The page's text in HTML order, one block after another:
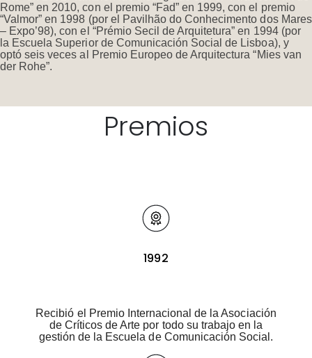
Rome” en 2010, con el premio “Fad” en 1999, con el premio
“Valmor” en 1998 (por el Pavilhão do Conhecimento dos Mares
– Expo’98), con el “Prémio Secil de Arquitetura” en 1994 (por
la Escuela Superior de Comunicación Social de Lisboa), y
optó seis veces al Premio Europeo de Arquitectura “Mies van
der Rohe”.
Premios
1992
Recibió el Premio Internacional de la Asociación
de Críticos de Arte por todo su trabajo en la
gestión de la Escuela de Comunicación Social.